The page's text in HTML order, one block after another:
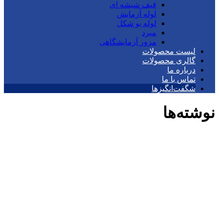
قیف شیشه ای
لوله آزمایش
لوله یو شکل
مبرد
مزور آزمایشگاهی
لیست محصولات
گالری محصولات
درباره ما
تماس با ما
شگفت‌انگیزها
نوشته‌ها